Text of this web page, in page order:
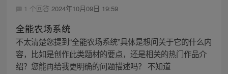
1 个回答 2024年10月09日 19:59
全能农场系统
不太清楚您提到“全能农场系统”具体是想问关于它的什么内
容，比如是创作此类题材的要点，还是相关的热门作品介
绍？您能再给我更明确的问题描述吗？ 不知道